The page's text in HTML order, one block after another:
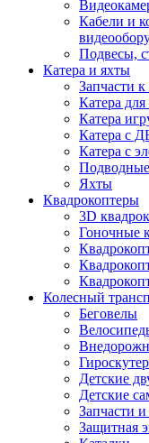
Кабели и
Подвесы,
Катера и яхты
Запчасти
Катера
Катера
Катера с
Катера с
Яхты
Квадрокоптеры
3D
Гоночные
Колесный
Беговелы
Детские
Детские
Запчасти
Защитная